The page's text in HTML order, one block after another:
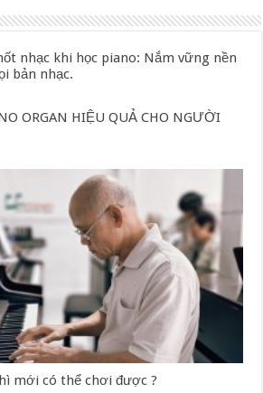
nhạc khi học piano: Nắm vững nền
bản nhạc.
ORGAN HIỆU QUẢ CHO NGƯỜI
mới có thể chơi được ?